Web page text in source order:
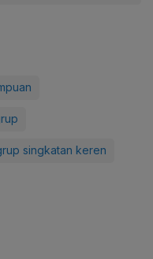
singkatan keren